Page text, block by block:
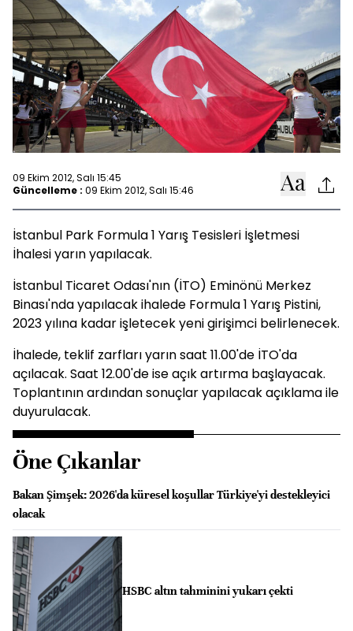
09 Ekim 2012, Salı 15:45
Güncelleme : 09 Ekim 2012, Salı 15:46
İstanbul Park Formula 1 Yarış Tesisleri İşletmesi
İhalesi yarın yapılacak.
İstanbul Ticaret Odası'nın (İTO) Eminönü Merkez
Binası'nda yapılacak ihalede Formula 1 Yarış Pistini,
2023 yılına kadar işletecek yeni girişimci belirlenecek.
İhalede, teklif zarfları yarın saat 11.00'de İTO'da
açılacak. Saat 12.00'de ise açık artırma başlayacak.
Toplantının ardından sonuçlar yapılacak açıklama ile
duyurulacak.
Öne Çıkanlar
Bakan Şimşek: 2026'da küresel koşullar Türkiye'yi destekleyici
olacak
HSBC altın tahminini yukarı çekti